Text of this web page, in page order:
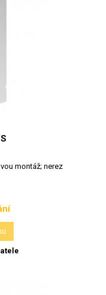
montáž; nerez